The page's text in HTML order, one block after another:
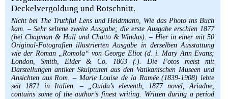
Warenkorb
AGB
Widerruf
Über uns
Aktuelle Kataloge
Kontakt
Ankauf
Deckelvergoldung und Rotschnitt.
Nicht bei The Truthful Lens und Heidtmann, Wie das Photo ins Buch
kam. – Sehr seltene zweite Ausgabe; die erste Ausgabe erschien 1877
(bei Chapman & Hall und Chatto & Windus). – Hier in einer mit 50
Original-Fotografien illustrierten Ausgabe in derselben Ausstattung
wie der Roman „Romola“ von George Eliot (d. i. Mary Ann Evans;
London, Smith, Elder & Co. 1863 f.). Die Fotos meist mit
Darstellungen antiker Skulpturen aus den Vatikanischen Museen und
Ansichten aus Rom. – Marie Louise de la Ramée (1839-1908) lebte
seit 1871 in Italien. – „Ouida’s eleventh, 1877 novel, Ariadne,
contains some of the author’s finest writing. Written during a period